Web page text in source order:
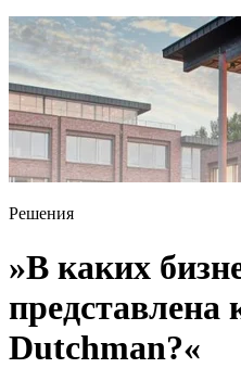
Решения
»В каких
представлена
Dutchman?«